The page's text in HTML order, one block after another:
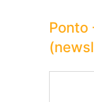
Ponto